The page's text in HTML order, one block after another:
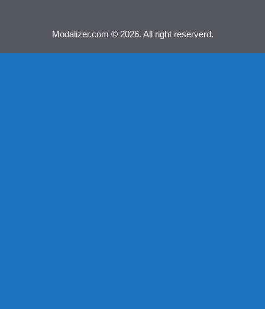
Modalizer.com © 2026. All right reserverd.